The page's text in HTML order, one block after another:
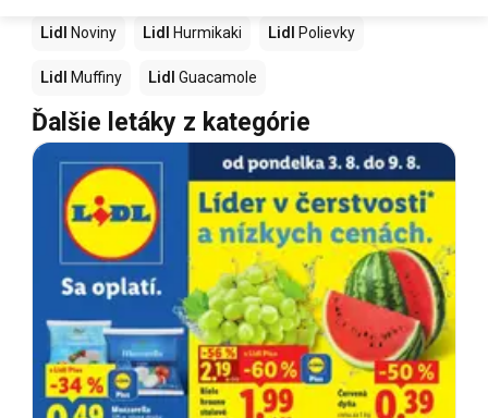
Lidl Noviny Lidl Hurmikaki Lidl Polievky
Lidl Muffiny Lidl Guacamole
Ďalšie letáky z kategórie